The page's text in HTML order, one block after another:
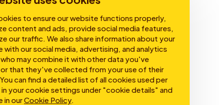
to ensure our website functions properly,
content and ads, provide social media features,
our traffic. We also share information about your
with our social media, advertising, and analytics
may combine it with other data you've
that they've collected from your use of their
can find a detailed list of all cookies used per
your cookie settings under "cookie details" and
in ourCookie Policy.